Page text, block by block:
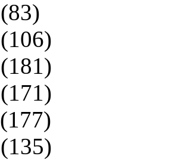
(83)
(106)
(181)
(171)
(177)
(135)